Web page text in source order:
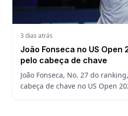
3 dias atrás
João Fonseca no US Open
pelo cabeça de chave
João Fonseca, No. 27 do
cabeça de chave no US Open